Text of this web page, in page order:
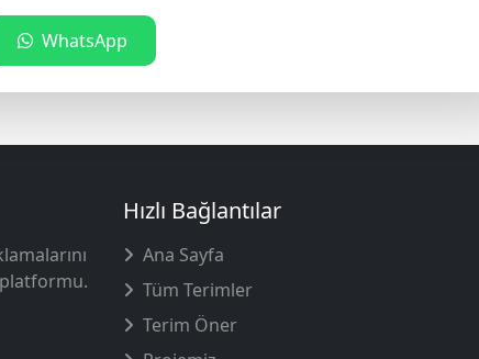
WhatsApp
Hızlı Bağlantılar
Ana Sayfa
Tüm Terimler
Terim Öner